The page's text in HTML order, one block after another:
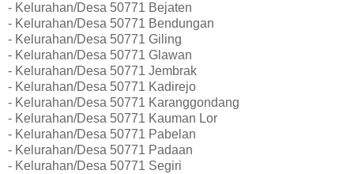
- Kelurahan/Desa 50771 Bejaten
- Kelurahan/Desa 50771 Bendungan
- Kelurahan/Desa 50771 Giling
- Kelurahan/Desa 50771 Glawan
- Kelurahan/Desa 50771 Jembrak
- Kelurahan/Desa 50771 Kadirejo
- Kelurahan/Desa 50771 Karanggondang
- Kelurahan/Desa 50771 Kauman Lor
- Kelurahan/Desa 50771 Pabelan
- Kelurahan/Desa 50771 Padaan
- Kelurahan/Desa 50771 Segiri